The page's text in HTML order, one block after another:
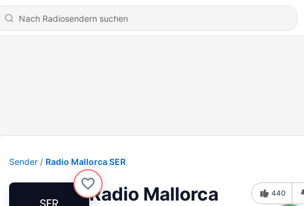
Sender Radio Mallorca SER
Radio Mallorca
440